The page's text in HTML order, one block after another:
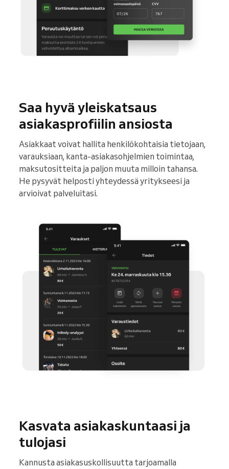
Saa hyvä yleiskatsaus
asiakasprofiilin ansiosta
Asiakkaat voivat hallita henkilökohtaisia tietojaan,
varauksiaan, kanta-asiakasohjelmien toimintaa,
maksutositteita ja paljon muuta milloin tahansa.
He pysyvät helposti yhteydessä yritykseesi ja
arvioivat palveluitasi.
Kasvata asiakaskuntaasi ja
tulojasi
Kannusta asiakasuskollisuutta tarjoamalla